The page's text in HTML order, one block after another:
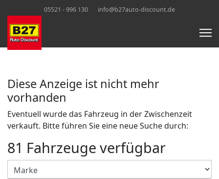
05521 - 996 130 info@b27auto-discount.de
Diese Anzeige ist nicht mehr
vorhanden
Eventuell wurde das Fahrzeug in der Zwischenzeit
verkauft. Bitte führen Sie eine neue Suche durch:
81 Fahrzeuge verfügbar